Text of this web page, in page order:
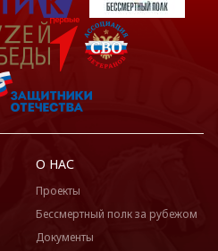
О НАС
Проекты
Бессмертный полк за рубежом
Документы